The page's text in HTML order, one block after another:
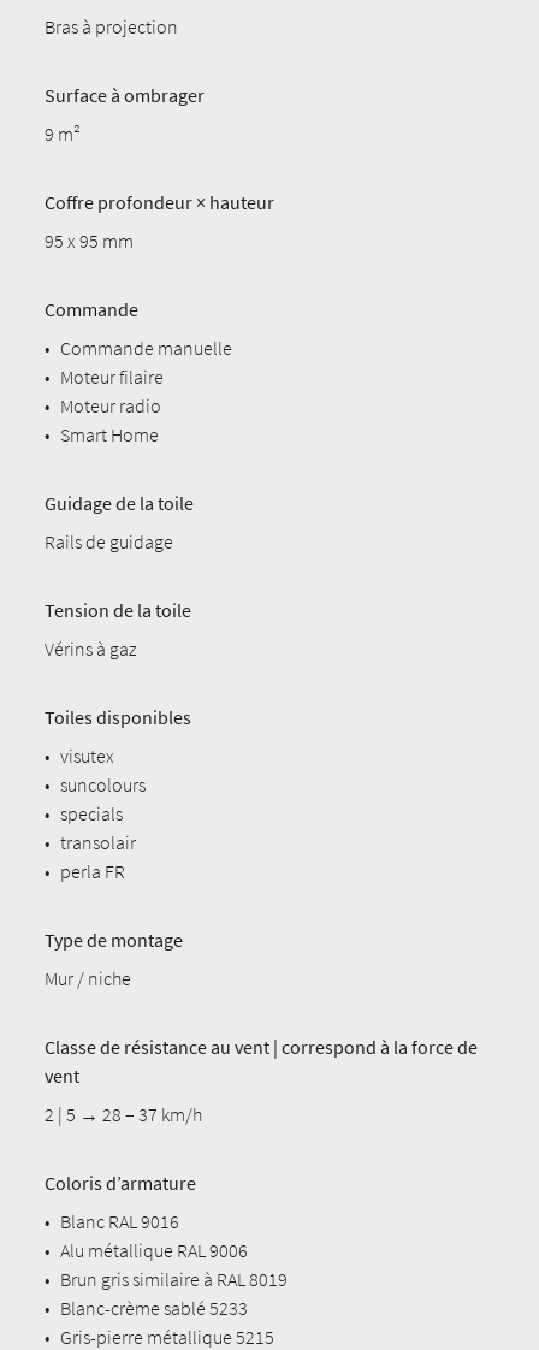
Bras à projection
Surface à ombrager
9 m²
Coffre profondeur × hauteur
95 x 95 mm
Commande
• Commande manuelle
• Moteur filaire
• Moteur radio
• Smart Home
Guidage de la toile
Rails de guidage
Tension de la toile
Vérins à gaz
Toiles disponibles
• visutex
• suncolours
• specials
• transolair
• perla FR
Type de montage
Mur / niche
Classe de résistance au vent | correspond à la force de
vent
2 | 5 → 28 – 37 km/h
Coloris d’armature
• Blanc RAL 9016
• Alu métallique RAL 9006
• Brun gris similaire à RAL 8019
• Blanc-crème sablé 5233
• Gris-pierre métallique 5215